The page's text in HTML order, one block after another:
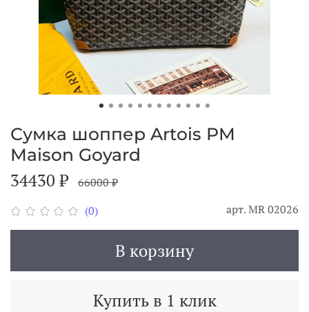
(0) арт.MR 02026
Сумка шоппер Artois PM
Maison Goyard
34430 ₽ 66000 ₽
В корзину
Купить в 1 клик